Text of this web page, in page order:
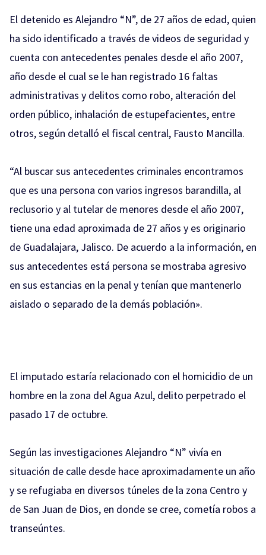
El detenido es Alejandro “N”, de 27 años de edad, quien
ha sido identificado a través de videos de seguridad y
cuenta con antecedentes penales desde el año 2007,
año desde el cual se le han registrado 16 faltas
administrativas y delitos como robo, alteración del
orden público, inhalación de estupefacientes, entre
otros, según detalló el fiscal central, Fausto Mancilla.
“Al buscar sus antecedentes criminales encontramos
que es una persona con varios ingresos barandilla, al
reclusorio y al tutelar de menores desde el año 2007,
tiene una edad aproximada de 27 años y es originario
de Guadalajara, Jalisco. De acuerdo a la información, en
sus antecedentes está persona se mostraba agresivo
en sus estancias en la penal y tenían que mantenerlo
aislado o separado de la demás población».
El imputado estaría relacionado con el homicidio de un
hombre en la zona del Agua Azul, delito perpetrado el
pasado 17 de octubre.
Según las investigaciones Alejandro “N” vivía en
situación de calle desde hace aproximadamente un año
y se refugiaba en diversos túneles de la zona Centro y
de San Juan de Dios, en donde se cree, cometía robos a
transeúntes.